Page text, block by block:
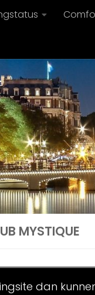
MYSTIQUE
dan